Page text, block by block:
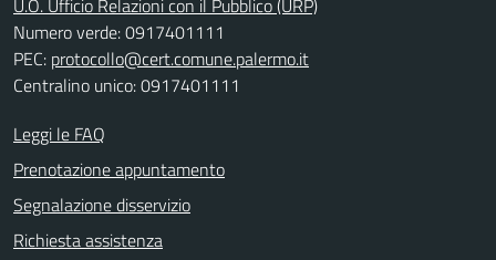
U.O. Ufficio Relazioni con il Pubblico (URP)
Numero verde: 0917401111
PEC: protocollo@cert.comune.palermo.it
Centralino unico: 0917401111
Leggi le FAQ
Prenotazione appuntamento
Segnalazione disservizio
Richiesta assistenza